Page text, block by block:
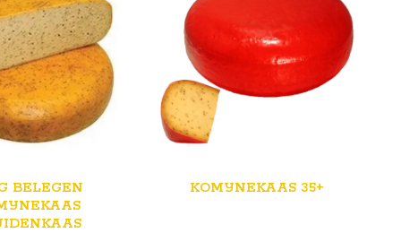
BELEGEN
KOMIJNEKAAS 35+